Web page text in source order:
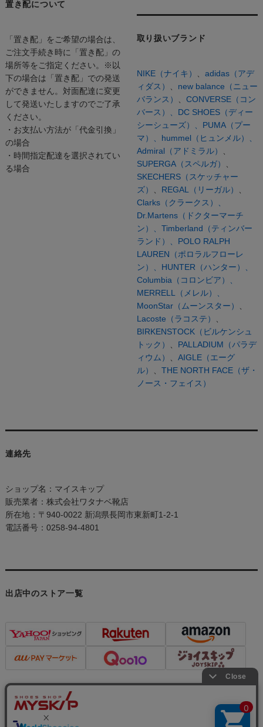
置き配について
「置き配」をご希望の場合は、
ご注文手続き時に「置き配」の
場所等をご指定ください。※以
下の場合は「置き配」での発送
ができません。対面配達に変更
して発送いたしますのでご了承
ください。
・お支払い方法が「代金引換」
の場合
・時間指定配達を選択されてい
る場合
取り扱いブランド
NIKE（ナイキ） 、 adidas（アデ
ィダス）
、 new balance（ニュー
バランス）
、 CONVERSE（コン
バース）、 DC SHOES（ディー
シーシューズ）、 PUMA（プー
マ）、 hummel（ヒュンメル）、
Admiral（アドミラル）
、
SUPERGA（スペルガ）
、
SKECHERS（スケッチャー
ズ）
、 REGAL（リーガル）
、
Clarks（クラークス）、
Dr.Martens（ドクターマーチ
ン）、 Timberland（ティンバー
ランド）、 POLO RALPH
LAUREN（ポロラルフローレ
ン）、 HUNTER（ハンター）、
Columbia（コロンビア）、
MERRELL（メレル）、
MoonStar（ムーンスター）
、
Lacoste（ラコステ）
、
BIRKENSTOCK（ビルケンシュ
トック）
、 PALLADIUM（パラデ
ィウム）
、 AIGLE（エーグ
ル）
、 THE NORTH FACE（ザ・
ノース・フェイス）
連絡先
ショップ名：マイスキップ
販売業者：株式会社ワタナベ靴店
所在地：〒940-0022 新潟県長岡市東新町1-2-1
電話番号：0258-94-4801
出店中のストア一覧